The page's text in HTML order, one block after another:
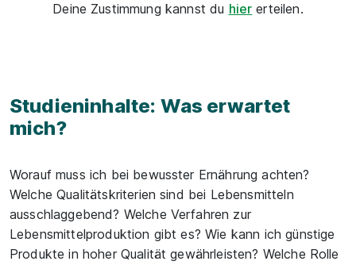
Deine Zustimmung kannst du hier erteilen.
Studieninhalte: Was erwartet
mich?
Worauf muss ich bei bewusster Ernährung achten?
Welche Qualitätskriterien sind bei Lebensmitteln
ausschlaggebend? Welche Verfahren zur
Lebensmittelproduktion gibt es? Wie kann ich günstige
Produkte in hoher Qualität gewährleisten? Welche Rolle